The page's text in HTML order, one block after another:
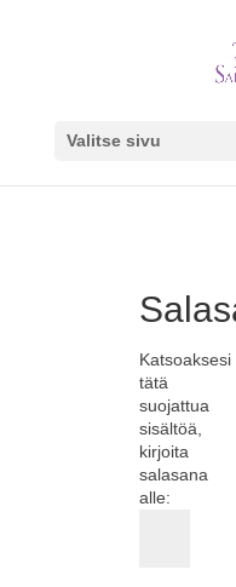
Valitse sivu
Katsoaksesi
tätä
suojattua
sisältöä,
kirjoita
salasana
alle: